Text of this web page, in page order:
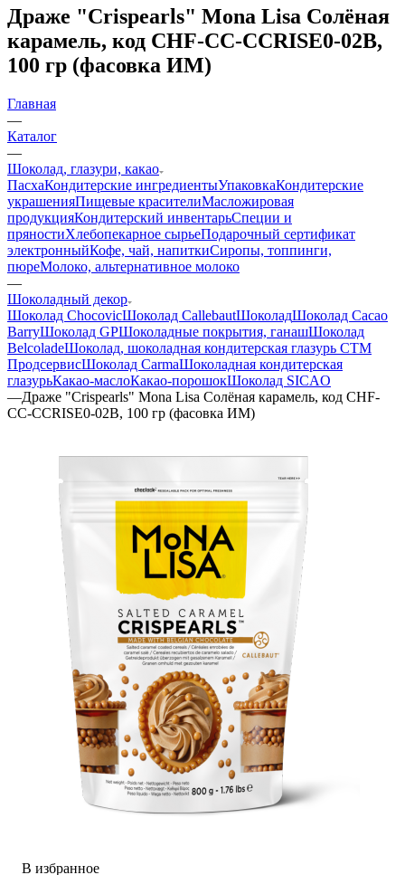
Драже "Crispearls" Mona Lisa Солёная
карамель, код CHF-CC-CCRISE0-02B,
100 гр (фасовка ИМ)
Главная
—
Каталог
—
Шоколад, глазури, какао
ПасхаКондитерские ингредиентыУпаковкаКондитерские
украшенияПищевые красителиМасложировая
продукцияКондитерский инвентарьСпеции и
пряностиХлебопекарное сырьеПодарочный сертификат
электронныйКофе, чай, напиткиСиропы, топпинги,
пюреМолоко, альтернативное молоко
—
Шоколадный декор
Шоколад ChocovicШоколад CallebautШоколадШоколад Cacao
BarryШоколад GPШоколадные покрытия, ганашШоколад
BelcoladeШоколад, шоколадная кондитерская глазурь СТМ
ПродсервисШоколад CarmaШоколадная кондитерская
глазурьКакао-маслоКакао-порошокШоколад SICAO
—Драже "Crispearls" Mona Lisa Солёная карамель, код CHF-
CC-CCRISE0-02B, 100 гр (фасовка ИМ)
В избранное